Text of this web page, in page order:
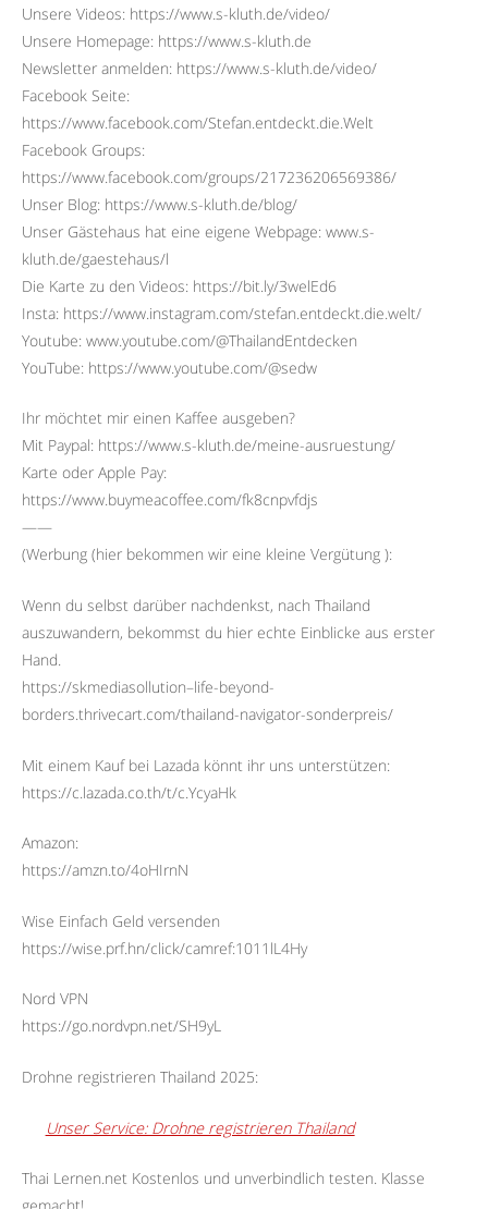
Unsere Videos: https://www.s-kluth.de/video/
Unsere Homepage: https://www.s-kluth.de
Newsletter anmelden: https://www.s-kluth.de/video/
Facebook Seite:
https://www.facebook.com/Stefan.entdeckt.die.Welt
Facebook Groups:
https://www.facebook.com/groups/217236206569386/
Unser Blog: https://www.s-kluth.de/blog/
Unser Gästehaus hat eine eigene Webpage: www.s-
kluth.de/gaestehaus/l
Die Karte zu den Videos: https://bit.ly/3welEd6
Insta: https://www.instagram.com/stefan.entdeckt.die.welt/
Youtube: www.youtube.com/@ThailandEntdecken
YouTube: https://www.youtube.com/@sedw
Ihr möchtet mir einen Kaffee ausgeben?
Mit Paypal: https://www.s-kluth.de/meine-ausruestung/
Karte oder Apple Pay:
https://www.buymeacoffee.com/fk8cnpvfdjs
——
(Werbung (hier bekommen wir eine kleine Vergütung ):
Wenn du selbst darüber nachdenkst, nach Thailand
auszuwandern, bekommst du hier echte Einblicke aus erster
Hand.
https://skmediasollution–life-beyond-
borders.thrivecart.com/thailand-navigator-sonderpreis/
Mit einem Kauf bei Lazada könnt ihr uns unterstützen:
https://c.lazada.co.th/t/c.YcyaHk
Amazon:
https://amzn.to/4oHIrnN
Wise Einfach Geld versenden
https://wise.prf.hn/click/camref:1011lL4Hy
Nord VPN
https://go.nordvpn.net/SH9yL
Drohne registrieren Thailand 2025:
Unser Service: Drohne registrieren Thailand
Thai Lernen.net Kostenlos und unverbindlich testen. Klasse